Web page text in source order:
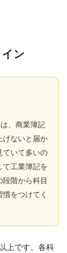
ン
、商業簿記
げないと届か
ていて多いの
て工業簿記を
階から科目
をつけてく
上です。各科